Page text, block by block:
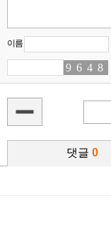
이름
9 62 46 85
댓글 0